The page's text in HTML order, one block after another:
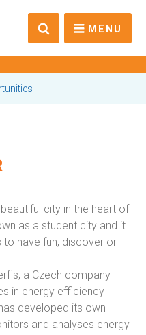
MENU
city in the heart of
as a student city and it
have fun, discover or
a Czech company
in energy efficiency
developed its own
and analyses energy